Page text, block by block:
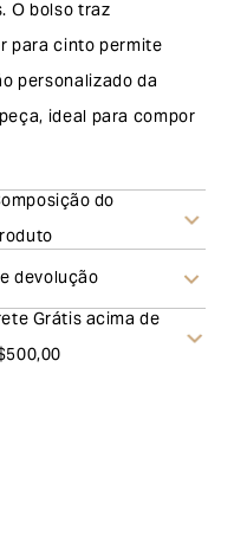
O bolso traz
para cinto permite
personalizado da
ideal para compor
do
devolução
do processo de
Grátis acima de